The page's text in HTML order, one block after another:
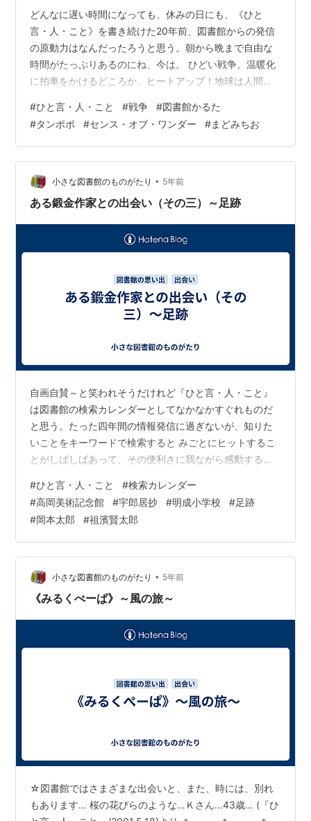
どんなに遅い時間になっても、休みの日にも、《ひと
言・人・こと》を書き続けた20年前、図書館からの発信
の原動力はなんだったろうと思う。朝から晩まで自由な
時間がたっぷりあるのにね、今は。 ひどい戦争。温暖化
に拍車をかけるどころか、ヒートアップ！地球は人間の
どうすることもできなくて終りの見えない悲劇をただ見
ているばかり、それがつらくてたまらない。きもちが沈
んで、ぼんやりしてしまう。体を動かそう、じっとして
いないで、、、 あれもこれもと洗濯したり片づけものを
したり古い衣類を繕ったり雑巾を縫ったり図書館で借り
てきた『図書館かるた』を一枚一枚並べてみたり…
#ひと言・人・こと #戦争 #図書館かるた
#タンポポ #センス・オブ・ワンダー #まどみちお
小さな図書館のものがたり • 5年前
ある鍛金作家との出会い（その三）～足跡
自画自賛～と笑われそうだけれど『ひと言・人・こと』
は図書館の検索カレンダーとしてなかなかすぐれものだ
と思う。たった四年間の情報発信に過ぎないが、知りた
いことをキーワードで検索すると みごとにヒットするこ
とがしばしばあって、その便利さに我ながら感動する。
岡さんのことを書いたはず、そうだ！と思い当たり検索
してみると、以下の記事を瞬時に探し当ててくれた。
・・・【2003.5.1（木）】・・・☆今日、祖濱さんから
届けられた「宇郎居抄」5月号を見て、思わず目をみはり
ました。加賀市高岡美術記念館の高岡嘉久さん（78歳）
のことが記されていたのです。6…
#ひと言・人・こと #検索カレンダー
#高岡美術記念館 #宇郎居抄 #明成小学校 #足跡
#岡本太郎 #祖濱賢太郎
小さな図書館のものがたり • 5年前
《みるくぺーぱ》～風の旅～
☆図書館ではさまざまな出会いと、また、時には、別れ
もあります… 桜の花びらのような…Ｋさん…43歳… (『ひ